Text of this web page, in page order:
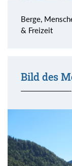
Berge,
& Freizeit
Bild des